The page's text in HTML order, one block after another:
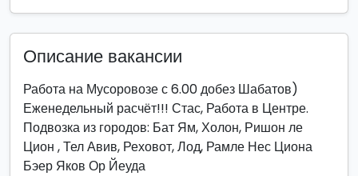
Описание вакансии
Работа на Мусоровозе с 6.00 добез Шабатов)
Еженедельный расчёт!!! Стас, Работа в Центре.
Подвозка из городов: Бат Ям, Холон, Ришон ле
Цион , Тел Авив, Реховот, Лод, Рамле Нес Циона
Бэер Яков Ор Йеуда